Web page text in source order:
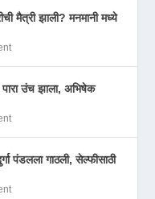
मैत्री झाली? मनमानी मध्ये
उंच झाला, अभिषेक
पंडलला गाठली, सेल्फीसाठी